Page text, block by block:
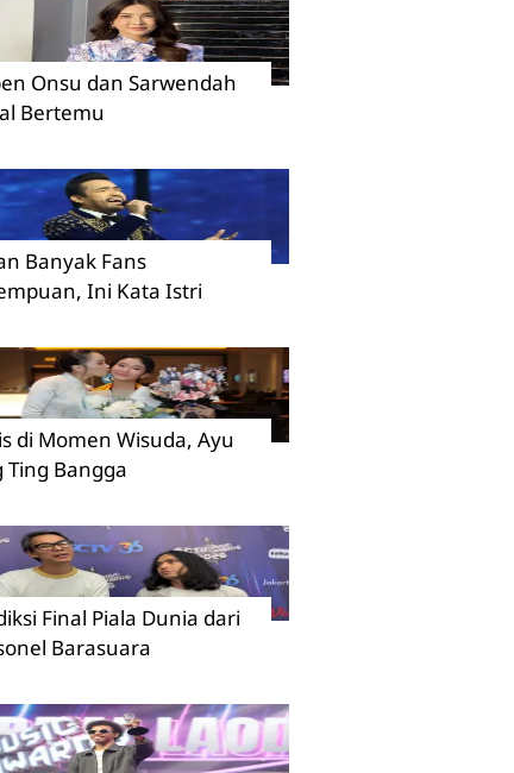
Onsu dan Sarwendah
Bertemu
Banyak Fans
Ini Kata Istri
di Momen Wisuda, Ayu
Ting Bangga
Final Piala Dunia dari
Barasuara